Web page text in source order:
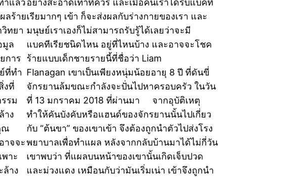
ำแล้ว
ลร้าย
วิทยา
มูล
การ
ที่ทำ
งที่
รม
าง
ณ
าจจะ
าะ
ล้าง
อย่างสะอาดเท่าที่ควร และเมื่อคนเราได้รับแบคที
เรียมากๆ เข้า ก็จะส่งผลกับร่างกายของเรา และ
มนุษย์เราเองก็ไม่สามารถรับรู้ได้เลยว่าจะมี
แบคทีเรียชนิดไหน อยู่ที่ไหนบ้าง และอาจจะโชค
ร้ายแบบเด็กชายรายนี้ที่ชื่อว่า Liam
Flanagan เขาเป็นเพียงหนุ่มน้อยอายุ 8 ปี ที่ดันขี่
จักรยานล้มขณะกำลังจะปั่นไปหาครอบครัว ในวัน
ที่ 13 มกราคม 2018 ที่ผ่านมา จากอุบัติเหตุ
ทำให้คันบังคับหรือแฮนด์ของจักรยานนั้นไปเกี่ยว
กับ “ต้นขา” ของเขาเข้า จึงต้องถูกนำตัวไปส่งโรง
พยาบาลเพื่อทำแผล หลังจากกลับบ้านมาได้ไม่กี่วัน
เขาพบว่า ที่แผลบนหน้าของเขานั้นเกิดเจ็บปวด
และม่วงแดง เหมือนกับว่ามันเริ่มเน่า เข้าจึงถูกนำ